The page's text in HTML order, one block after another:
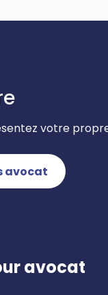
votre
avocat
avocat